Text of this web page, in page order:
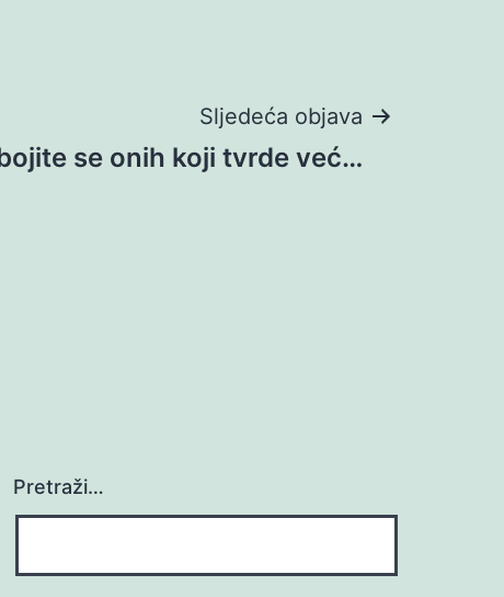
Sljedeća objava
se onih koji tvrde već…
Pretraži…